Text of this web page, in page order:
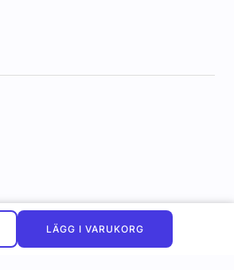
LÄGG I VARUKORG